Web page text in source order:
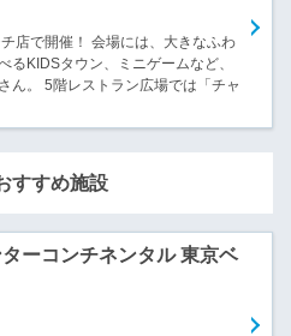
店で開催！ 会場には、大きなふわ
るKIDSタウン、ミニゲームなど、
ん。 5階レストラン広場では「チャ
すすめ施設
ーコンチネンタル 東京ベ